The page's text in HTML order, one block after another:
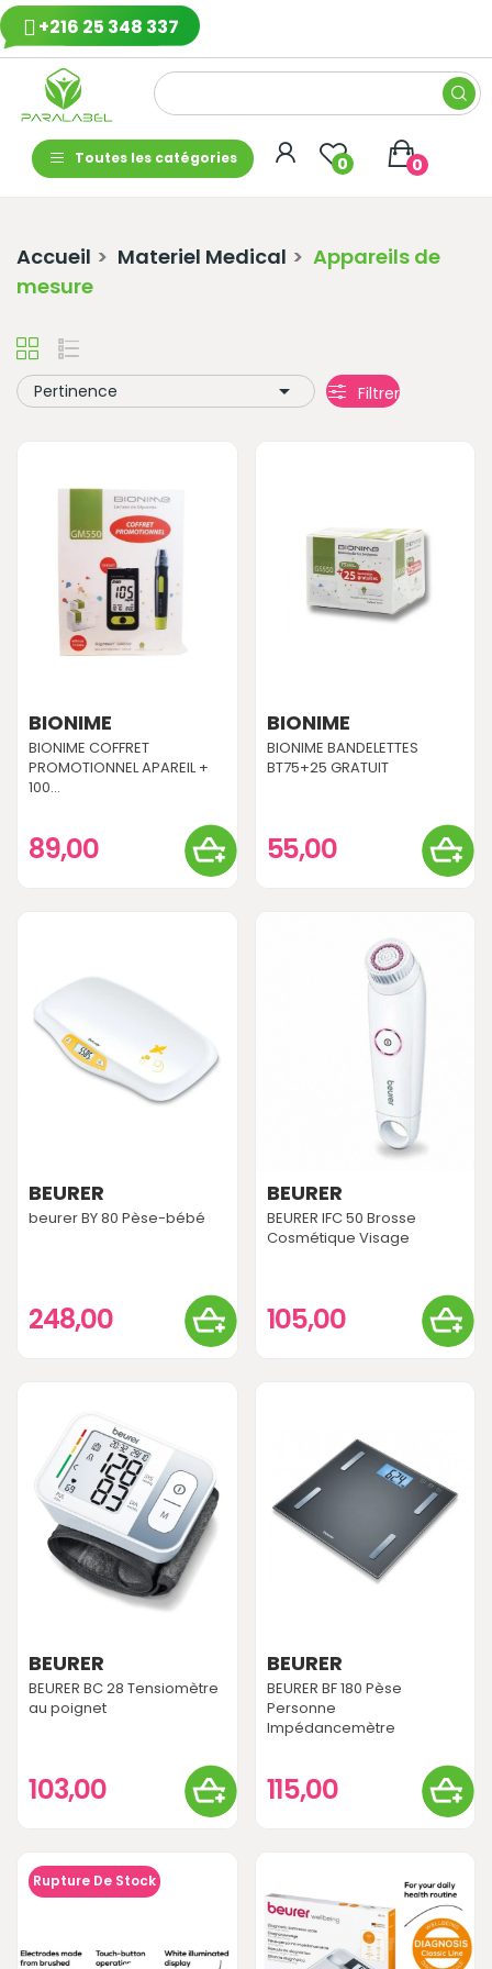
+216 25 348 337
Toutes les catégories 0 0
Accueil Materiel Medical
Appareils de
mesure
Pertinence  Filtrer
BIONIME
BIONIME COFFRET
PROMOTIONNEL APAREIL +
100...
89,00
BIONIME
BIONIME BANDELETTES
BT75+25 GRATUIT
55,00
BEURER
beurer BY 80 Pèse-bébé
248,00
BEURER
BEURER IFC 50 Brosse
Cosmétique Visage
105,00
BEURER
BEURER BC 28 Tensiomètre
au poignet
103,00
BEURER
BEURER BF 180 Pèse
Personne
Impédancemètre
115,00
Rupture De Stock